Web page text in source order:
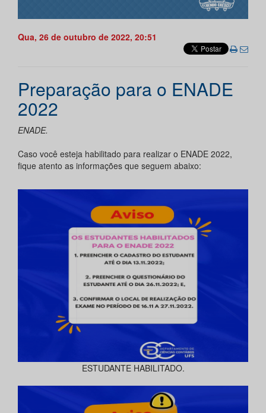
Qua, 26 de outubro de 2022, 20:51
Preparação para o ENADE
2022
ENADE.
Caso você esteja habilitado para realizar o ENADE 2022,
fique atento as informações que seguem abaixo:
ESTUDANTE HABILITADO.